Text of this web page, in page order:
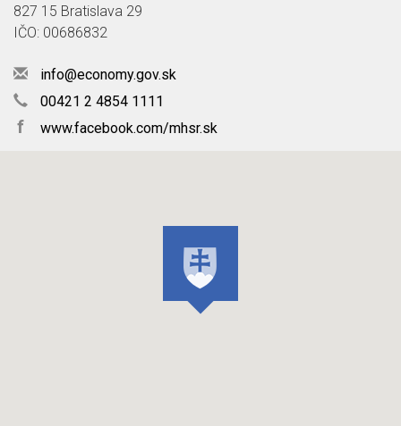
827 15 Bratislava 29
IČO: 00686832
info@economy.gov.sk
00421 2 4854 1111
f www.facebook.com/mhsr.sk